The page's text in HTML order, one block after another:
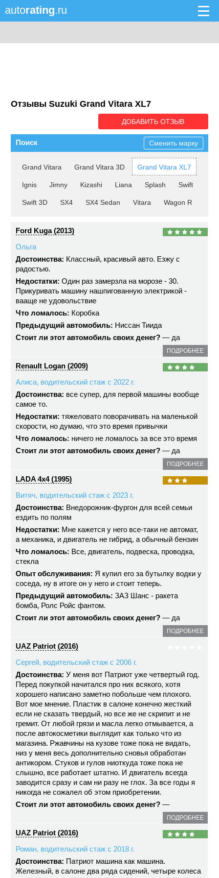
autorating.ru
Отзывы Suzuki Grand Vitara XL7
ДОБАВИТЬ ОТЗЫВ
Поиск Сменить марку
Grand Vitara Grand Vitara 3D Grand Vitara XL7
Ignis Jimny Kizashi Liana Splash Swift
Swift 3D SX4 SX4 Sedan Vitara Wagon R
Ford Kuga (2013)
Ольга
Достоинства: Классный, красивый авто. Езжу с
радостью.
Недостатки: Один раз замерзла на морозе - 30.
Прикуривать машину нашпигованную электрикой -
вааще не удовольствие
Что ломалось: Коробка
Предыдущий автомобиль: Ниссан Тиида
Стоит ли этот автомобиль своих денег? — да
ПОДРОБНЕЕ
Renault Logan (2009)
Алиса, водительский стаж с 2022 г.
Достоинства: все супер, для первой машины вообще
самое то.
Недостатки: тяжеловато поворачивать на маленькой
скорости, но думаю, что это время привычки
Что ломалось: ничего не ломалось за все это время
Стоит ли этот автомобиль своих денег? — да
ПОДРОБНЕЕ
LADA 4x4 (1995)
Витяч, водительский стаж с 2023 г.
Достоинства: Внедорожник-фургон для всей семьи
ездить по полям
Недостатки: Мне кажется у него все-таки не автомат,
а механика, и двигатель не гибрид, а обычный бензин
Что ломалось: Все, двигатель, подвеска, проводка,
стекла
Опыт обслуживания: Я купил его за бутылку водки у
соседа, ну в итоге он у него и стоит теперь.
Предыдущий автомобиль: ЗАЗ Шанс - ракета
бомба, Ролс Ройс фантом.
Стоит ли этот автомобиль своих денег? — да
ПОДРОБНЕЕ
UAZ Patriot (2016)
Сергей, водительский стаж с 2006 г.
Достоинства: У меня вот Патриот уже четвертый год.
Перед покупкой начитался про них всякого, хотя
хорошего написано заметно побольше чем плохого.
Вот мое мнение. Пластик в салоне конечно жесткий
если не сказать твердый, но все же не скрипит и не
гремит. От любой грязи и масла легко отмывается, а
после автокосметики выглядит как только что из
магазина. Ржавчины на кузове тоже пока не видать,
низ у меня весь дополнительно сновья обработан
антикором. Стуков и гулов ниоткуда тоже пока не
слышно, все работает штатно. И двигатель всегда
заводится сразу и сам ни разу не глох. За все годы я
никогда не сожалел об этом приобретении.
Стоит ли этот автомобиль своих денег? —
ПОДРОБНЕЕ
UAZ Patriot (2016)
Роман, водительский стаж с 2018 г.
Достоинства: Патриот машина как машина.
Железный, в салоне два ряда сидений, четыре колеса